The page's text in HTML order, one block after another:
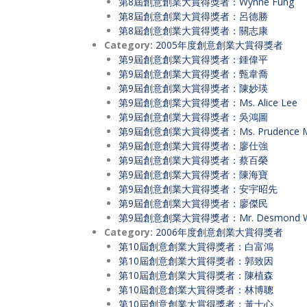
第8屆創意創業大賞得獎者：呂德勝
第8屆創意創業大賞得獎者：關志康
Category: 2005年度創意創業大賞得獎者
第9屆創意創業大賞得獎者：鍾偉平
第9屆創意創業大賞得獎者：甄韋喬
第9屆創意創業大賞得獎者：陳妙瑛
第9屆創意創業大賞得獎者：Ms. Alice Lee
第9屆創意創業大賞得獎者：吳鴻圖
第9屆創意創業大賞得獎者：Ms.
第9屆創意創業大賞得獎者：廖仕強
第9屆創意創業大賞得獎者：蔡百榮
第9屆創意創業大賞得獎者：陳海寶
第9屆創意創業大賞得獎者：安宇昭先
第9屆創意創業大賞得獎者：廖傑民
第9屆創意創業大賞得獎者：Mr. Desmond
Category: 2006年度創意創業大賞得獎者
第10屆創意創業大賞得獎者：白富鴻
第10屆創意創業大賞得獎者：郭致因
第10屆創意創業大賞得獎者：陳植森
第10屆創意創業大賞得獎者：林博聰
第10屆創意創業大賞得獎者：黃士心